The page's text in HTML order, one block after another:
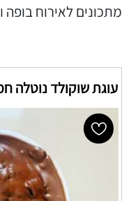
מתכונים לאירוח בופה
עוגת שוקולד נוטלה